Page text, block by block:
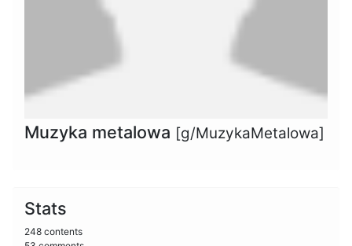
Muzyka metalowa [g/MuzykaMetalowa]
Stats
248 contents